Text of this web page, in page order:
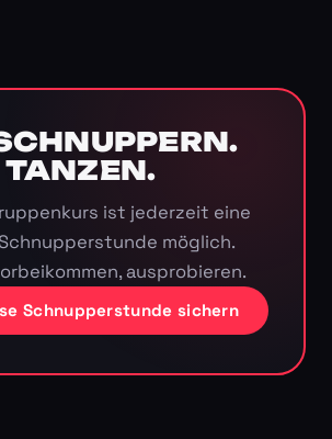
ist jederzeit eine
möglich.
ausprobieren.
Schnupperstunde sichern